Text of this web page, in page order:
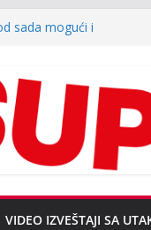
sada mogući i
„Zapad“:
infrastrukturu
KUPA
ŽIVANOVIĆU,
VIDEO IZVEŠTAJI SA